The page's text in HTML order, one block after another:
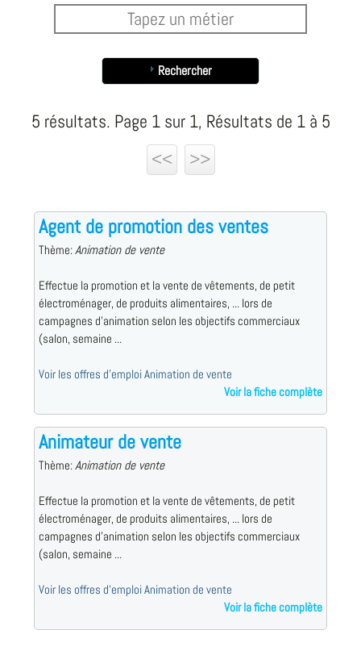
Rechercher
5 résultats. Page 1 sur 1, Résultats de 1 à 5
<<
>>
Agent de promotion des ventes
Thème:Animation de vente
Effectue la promotion et la vente de vêtements, de petit
électroménager, de produits alimentaires, ... lors de
campagnes d'animation selon les objectifs commerciaux
(salon, semaine ...
Voir les offres d'emploi Animation de vente
Voir la fiche complète
Animateur de vente
Thème:Animation de vente
Effectue la promotion et la vente de vêtements, de petit
électroménager, de produits alimentaires, ... lors de
campagnes d'animation selon les objectifs commerciaux
(salon, semaine ...
Voir les offres d'emploi Animation de vente
Voir la fiche complète